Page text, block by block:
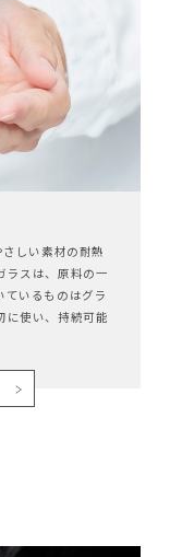
しい素材の耐熱
ラスは、原料の一
ているものはグラ
に使い、持続可能